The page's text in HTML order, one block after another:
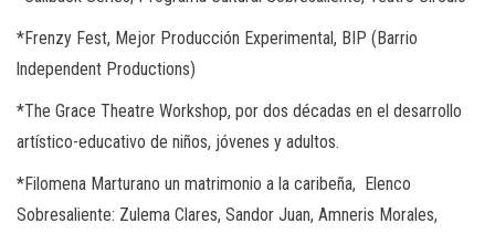
*Frenzy Fest, Mejor Producción Experimental, BIP (Barrio
lndependent Productions)
*The Grace Theatre Workshop, por dos décadas en el desarrollo
artístico-educativo de niños, jóvenes y adultos.
*Filomena Marturano un matrimonio a la caribeña,
Elenco
Sobresaliente: Zulema Clares, Sandor Juan, Amneris Morales,